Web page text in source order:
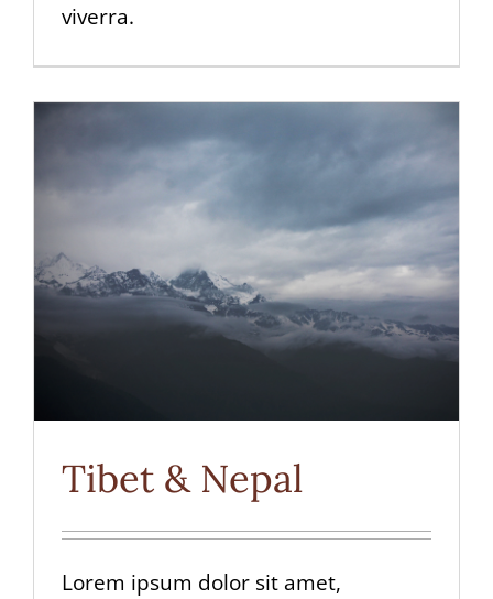
viverra.
Tibet & Nepal
Lorem ipsum dolor sit amet,